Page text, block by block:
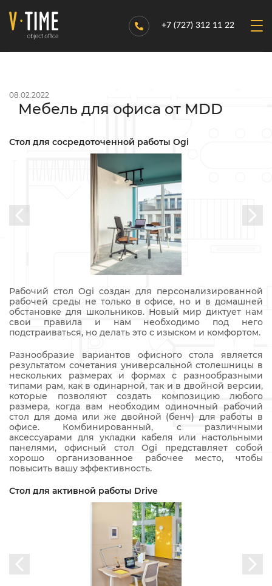
+7 (727) 312 11 22
08.02.2022
Мебель для офиса от MDD
Стол для сосредоточенной работы Ogi
Рабочий стол Ogi создан для персонализированной
рабочей среды не только в офисе, но и в домашней
обстановке для школьников. Новый мир диктует нам
свои правила и нам необходимо под него
подстраиваться, но делать это с изыском и комфортом.
Разнообразие вариантов офисного стола является
результатом сочетания универсальной столешницы в
нескольких размерах и формах с разнообразными
типами рам, как в одинарной, так и в двойной версии,
которые позволяют создать композицию любого
размера, когда вам необходим одиночный рабочий
стол для дома или же двойной (бенч) для работы в
офисе. Комбинированный, с различными
аксессуарами для укладки кабеля или настольными
панелями, офисный стол Ogi представляет собой
хорошо организованное рабочее место, чтобы
повысить вашу эффективность.
Стол для активной работы Drive